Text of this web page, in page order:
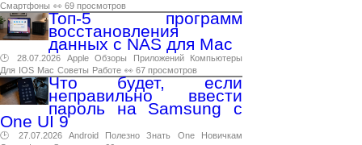
Смартфоны 👀 69 просмотров
Топ-5 программ
восстановления
данных с NAS для Mac
🕑 28.07.2026 Apple Обзоры Приложений
Компьютеры
Для IOS Mac Советы Работе 👀 67 просмотров
Что будет, если
неправильно ввести
пароль на Samsung с
One UI 9
🕑 27.07.2026 Android Полезно Знать One
Новичкам